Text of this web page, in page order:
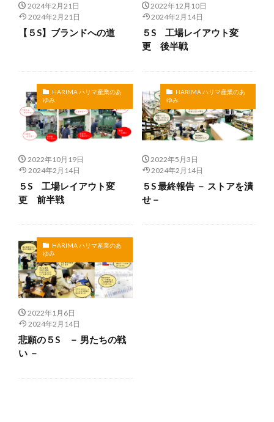
2024年2月21日
2024年2月21日
【５S】ブランドへの道
2022年12月10日
2024年2月14日
５S 工場レイアウト変
更 後半戦
HARIMA ハリマ産業のあ
ゆみ
2022年10月19日
2024年2月14日
５S 工場レイアウト変
更 前半戦
HARIMA ハリマ産業のあ
ゆみ
2022年5月3日
2024年2月14日
５S 最終報告 － ストアを潰
せ－
HARIMA ハリマ産業のあ
ゆみ
2022年1月6日
2024年2月14日
悲願の５S － 男たちの戦
い －
展示会
我妻隆吉
江戸からかみ総合集
矢島照子
講演・講義・研修
検索